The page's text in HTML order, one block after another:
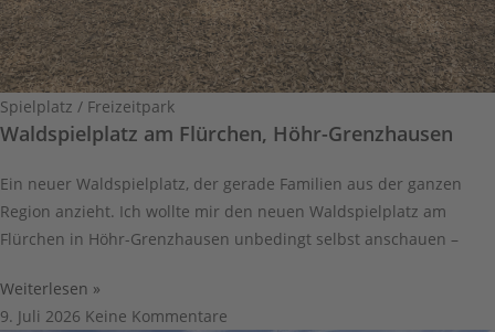
Spielplatz / Freizeitpark
Waldspielplatz am Flürchen, Höhr-Grenzhausen
Ein neuer Waldspielplatz, der gerade Familien aus der ganzen
Region anzieht. Ich wollte mir den neuen Waldspielplatz am
Flürchen in Höhr-Grenzhausen unbedingt selbst anschauen –
Weiterlesen »
9. Juli 2026 Keine Kommentare